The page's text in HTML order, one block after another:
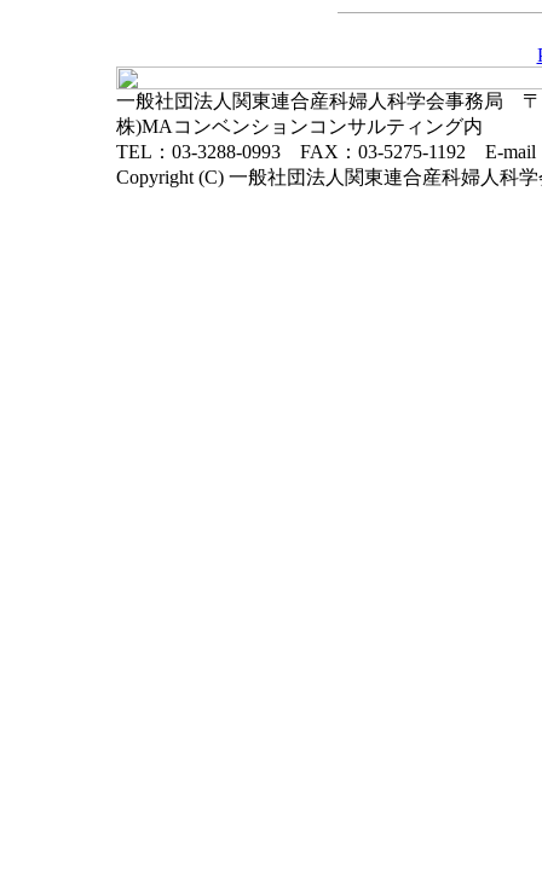
一般社団法人関東連合産科婦人科学会事務局 〒
株)MAコンベンションコンサルティング内
TEL：03-3288-0993 FAX：03-5275-1192 E-mail
Copyright (C) 一般社団法人関東連合産科婦人科